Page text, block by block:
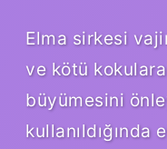
Elma sirkesi
ve kötü
büyümesini
kullanıldığında